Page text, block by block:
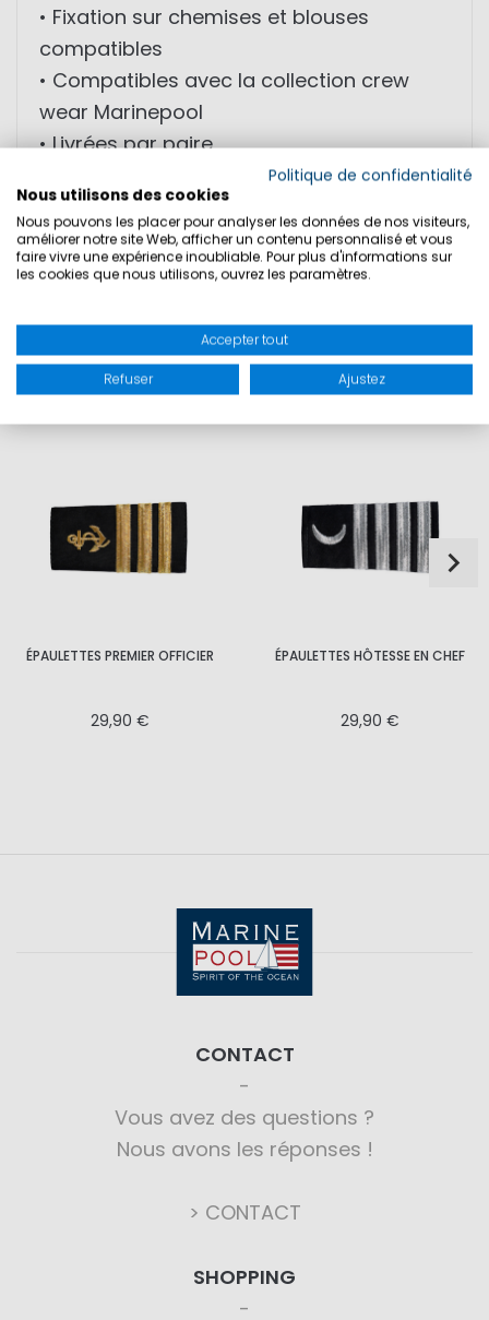
• Fixation sur chemises et blouses
compatibles
• Compatibles avec la collection crew
wear Marinepool
• Livrées par paire
MATIÈRE: 100% coton
SÉCURITÉ DU PRODUIT
CE QUI PEUT SE COMBINER
ÉPAULETTES PREMIER OFFICIER
29,90 €
ÉPAULETTES HÔTESSE EN CHEF
29,90 €
CONTACT
Vous avez des questions ?
Nous avons les réponses !
> CONTACT
SHOPPING
Politique de confidentialité
Nous utilisons des cookies
Nous pouvons les placer pour analyser les données de nos visiteurs,
améliorer notre site Web, afficher un contenu personnalisé et vous
faire vivre une expérience inoubliable. Pour plus d'informations sur
les cookies que nous utilisons, ouvrez les paramètres.
Accepter tout
Refuser Ajustez